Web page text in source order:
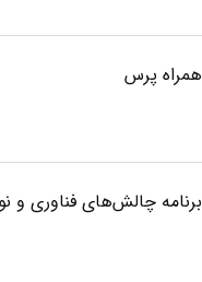
همراه پرس
برنامه چالش‌های فناوری و